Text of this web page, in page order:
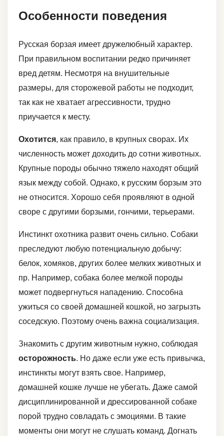
Особенности поведения
Русская борзая имеет дружелюбный характер.
При правильном воспитании редко причиняет
вред детям. Несмотря на внушительные
размеры, для сторожевой работы не подходит,
так как не хватает агрессивности, трудно
приучается к месту.
Охотится, как правило, в крупных сворах. Их
численность может доходить до сотни животных.
Крупные породы обычно тяжело находят общий
язык между собой. Однако, к русским борзым это
не относится. Хорошо себя проявляют в одной
своре с другими борзыми, гончими, терьерами.
Инстинкт охотника развит очень сильно. Собаки
преследуют любую потенциальную добычу:
белок, хомяков, других более мелких животных и
пр. Например, собака более мелкой породы
может подвергнуться нападению. Способна
ужиться со своей домашней кошкой, но загрызть
соседскую. Поэтому очень важна социализация.
Знакомить с другим животным нужно, соблюдая
осторожность. Но даже если уже есть привычка,
инстинкты могут взять свое. Например,
домашней кошке лучше не убегать. Даже самой
дисциплинированной и дрессированной собаке
порой трудно совладать с эмоциями. В такие
моменты они могут не слушать команд. Догнать